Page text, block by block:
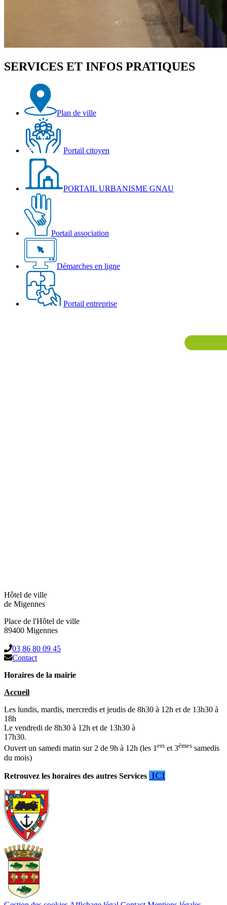
SERVICES ET INFOS PRATIQUES
Plan de ville
Portail citoyen
PORTAIL URBANISME GNAU
Portail association
Démarches en ligne
Portail entreprise
Hôtel de ville
de Migennes
Place de l'Hôtel de ville
89400 Migennes
03 86 80 09 45
Contact
Horaires de la mairie
Accueil
Les lundis, mardis, mercredis et jeudis de 8h30 à 12h et de 13h30 à
18h
Le vendredi de 8h30 à 12h et de 13h30 à
17h30.
Ouvert un samedi matin sur 2 de 9h à 12h (les 1ers et 3èmes samedis
du mois)
Retrouvez les horaires des autres Services ICI